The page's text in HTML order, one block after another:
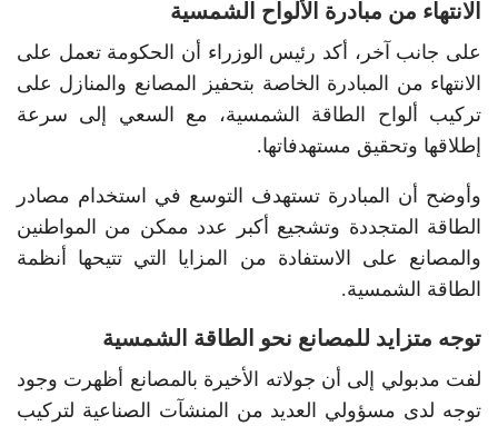
الانتهاء من مبادرة الألواح الشمسية
على جانب آخر، أكد رئيس الوزراء أن الحكومة تعمل على
الانتهاء من المبادرة الخاصة بتحفيز المصانع والمنازل على
تركيب ألواح الطاقة الشمسية، مع السعي إلى سرعة
إطلاقها وتحقيق مستهدفاتها.
وأوضح أن المبادرة تستهدف التوسع في استخدام مصادر
الطاقة المتجددة وتشجيع أكبر عدد ممكن من المواطنين
والمصانع على الاستفادة من المزايا التي تتيحها أنظمة
الطاقة الشمسية.
توجه متزايد للمصانع نحو الطاقة الشمسية
لفت مدبولي إلى أن جولاته الأخيرة بالمصانع أظهرت وجود
توجه لدى مسؤولي العديد من المنشآت الصناعية لتركيب